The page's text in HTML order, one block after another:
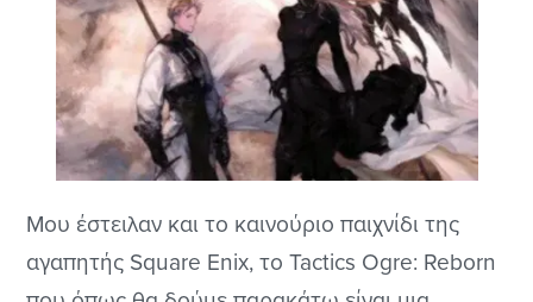
Μου έστειλαν και το καινούριο παιχνίδι της
αγαπητής Square Enix, το Tactics Ogre: Reborn